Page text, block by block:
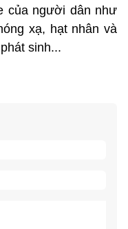
của người dân như
xạ, hạt nhân và
sinh...